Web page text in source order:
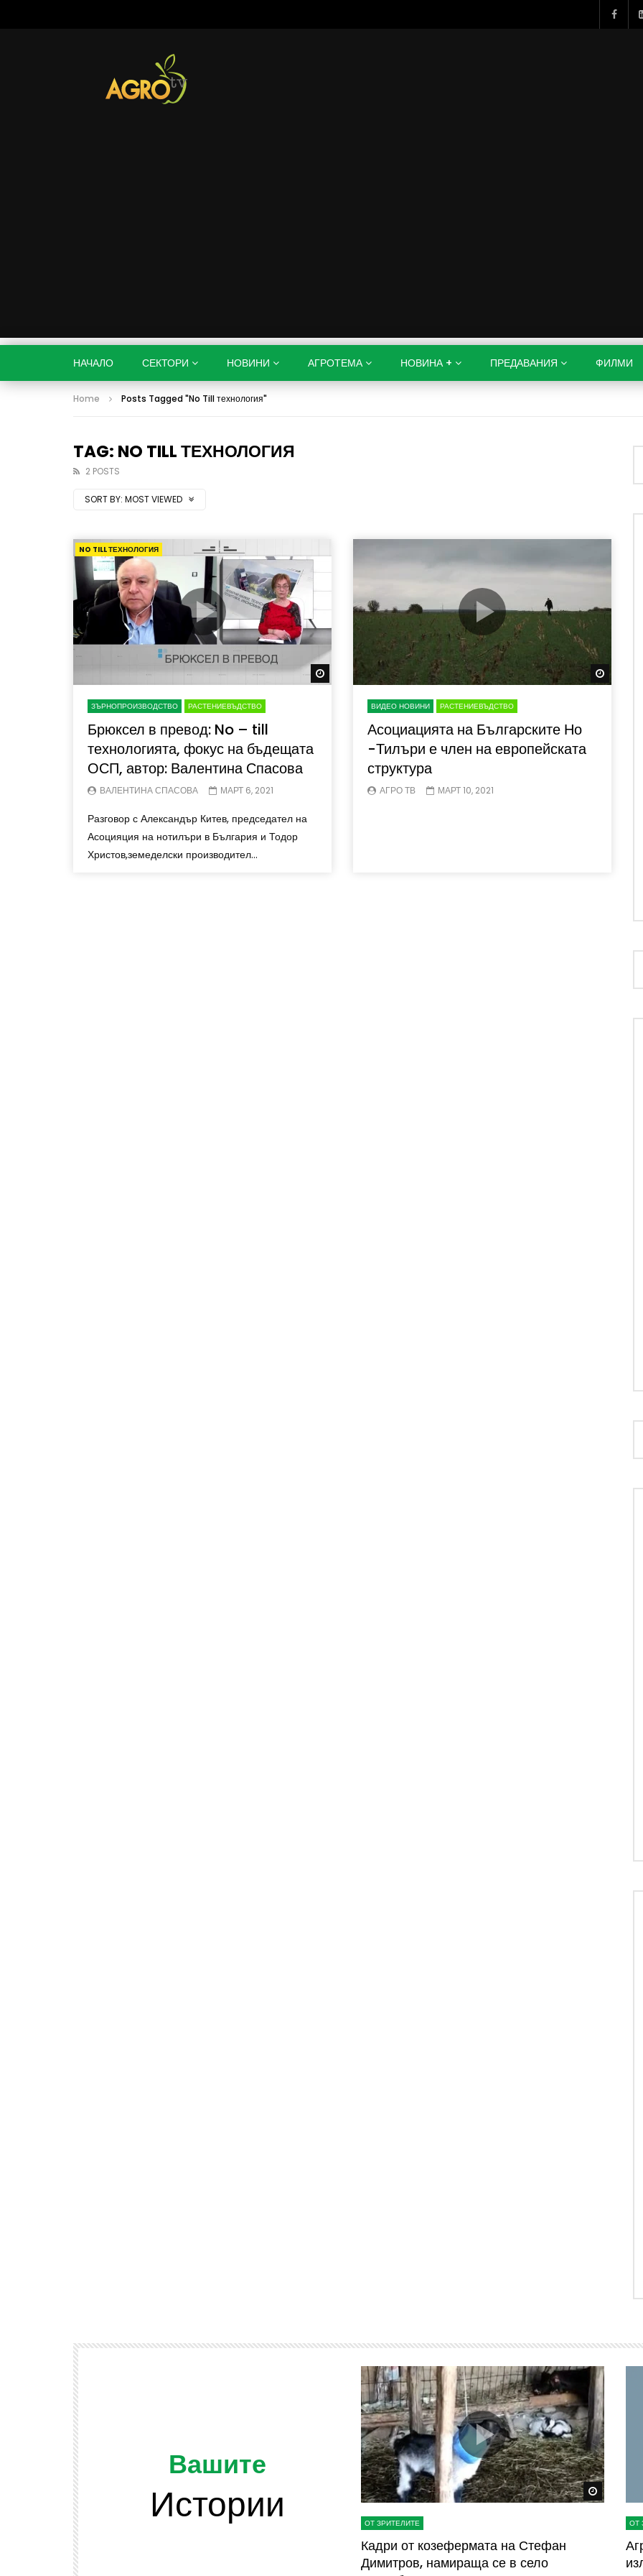
НАЧАЛО СЕКТОРИ НОВИНИ АГРОТЕМА НОВИНА + ПРЕДАВАНИЯ ФИЛМИ
Home Posts Tagged "No Till технология"
TAG: NO TILL ТЕХНОЛОГИЯ
2 POSTS
SORT BY: MOST VIEWED
NO TILL ТЕХНОЛОГИЯ
Watch Later
ЗЪРНОПРОИЗВОДСТВО РАСТЕНИЕВЪДСТВО
Брюксел в превод: No – till
технологията, фокус на бъдещата
ОСП, автор: Валентина Спасова
ВАЛЕНТИНА СПАСОВА МАРТ 6, 2021
Разговор с Александър Китев, председател на
Асоцияция на нотилъри в България и Тодор
Христов,земеделски производител...
Watch
ВИДЕО НОВИНИ РАСТЕНИЕВЪДСТВО
Асоциацията на Българските Но
-Тилъри е член на европейската
структура
АГРО ТВ МАРТ 10, 2021
Вашите
Истории
Watch Later Watch Later Watch
ОТ ЗРИТЕЛИТЕ
Кадри от козефермата на Стефан
Димитров, намираща се в село
ОТ